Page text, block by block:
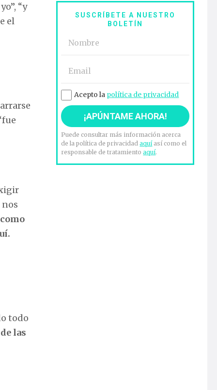
“y
el
todo
las
SUSCRÍBETE A NUESTRO
BOLETÍN
Acepto la política de privacidad
Puede consultar más información acerca
de la política de privacidadaquíasí como el
responsable de tratamientoaquí.